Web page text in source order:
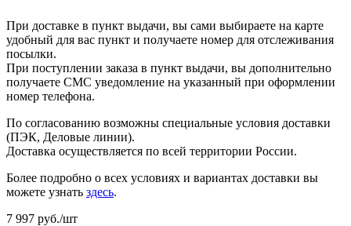
При доставке в пункт выдачи, вы сами выбираете на карте
удобный для вас пункт и получаете номер для отслеживания
посылки.
При поступлении заказа в пункт выдачи, вы дополнительно
получаете СМС уведомление на указанный при оформлении
номер телефона.
По согласованию возможны специальные условия доставки
(ПЭК, Деловые линии).
Доставка осуществляется по всей территории России.
Более подробно о всех условиях и вариантах доставки вы
можете узнать здесь.
7 997 руб./шт